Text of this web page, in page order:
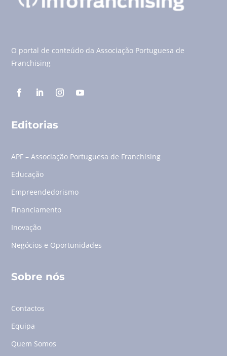
O portal de conteúdo da Associação Portuguesa de
Franchising
Editorias
APF – Associação Portuguesa de Franchising
Educação
Empreendedorismo
Financiamento
Inovação
Negócios e Oportunidades
Sobre nós
Contactos
Equipa
Quem Somos